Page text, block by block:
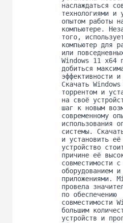
наслаждаться
технологиями и
опытом работы
компьютере.
того,
компьютер для
или
Windows 11 x64
добиться
эффективности
Скачать Windows
торрентом и
на своё
шаг к новым
современному
использования
системы.
и установить
устройство
причине её
совместимости
оборудованием и
приложениями.
провела
по обеспечению
совместимости
большим
устройств и